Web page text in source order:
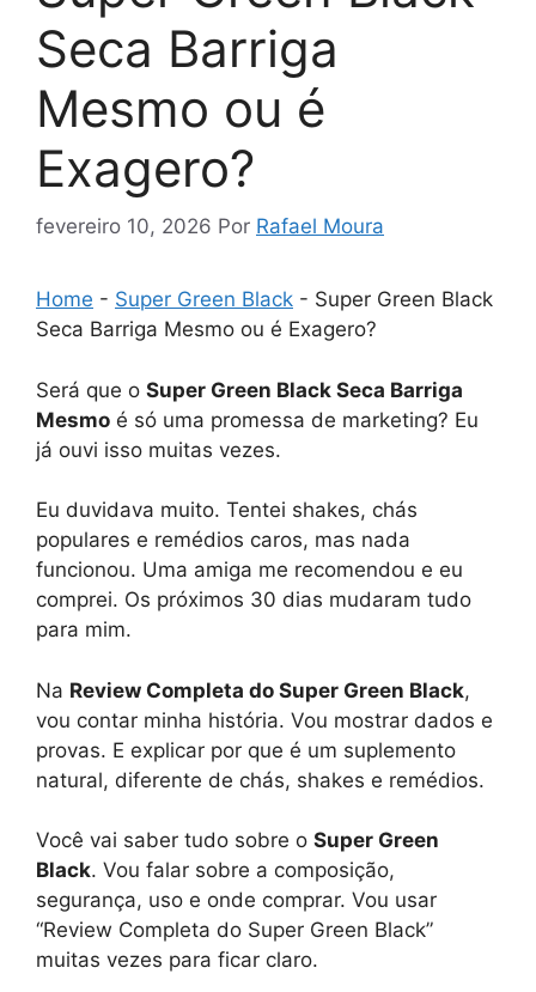
Seca Barriga
Mesmo ou é
Exagero?
fevereiro 10, 2026 Por Rafael Moura
Home - Super Green Black - Super Green Black
Seca Barriga Mesmo ou é Exagero?
Será que o Super Green Black Seca Barriga
Mesmo é só uma promessa de marketing? Eu
já ouvi isso muitas vezes.
Eu duvidava muito. Tentei shakes, chás
populares e remédios caros, mas nada
funcionou. Uma amiga me recomendou e eu
comprei. Os próximos 30 dias mudaram tudo
para mim.
Na Review Completa do Super Green Black,
vou contar minha história. Vou mostrar dados e
provas. E explicar por que é um suplemento
natural, diferente de chás, shakes e remédios.
Você vai saber tudo sobre o Super Green
Black. Vou falar sobre a composição,
segurança, uso e onde comprar. Vou usar
“Review Completa do Super Green Black”
muitas vezes para ficar claro.